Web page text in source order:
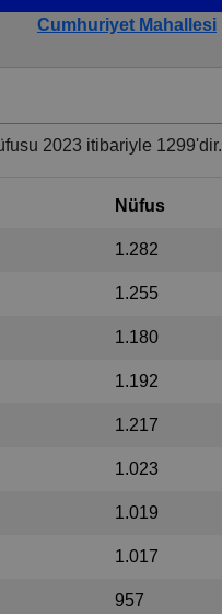
Cumhuriyet Mahallesi
2023 itibariyle 1299'dir.
Nüfus
1.282
1.255
1.180
1.192
1.217
1.023
1.019
1.017
957